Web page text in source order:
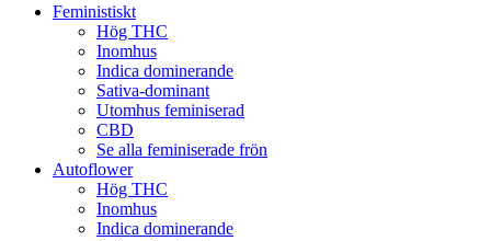
Feministiskt
Hög THC
Inomhus
Indica dominerande
Sativa-dominant
Utomhus feminiserad
CBD
Se alla feminiserade frön
Autoflower
Hög THC
Inomhus
Indica dominerande